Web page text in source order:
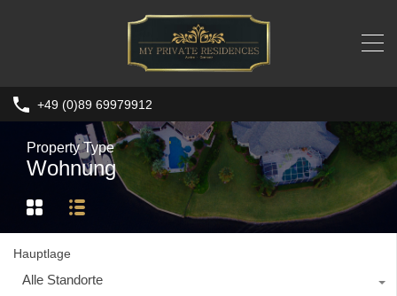
+49 (0)89 69979912
Property Type
Wohnung
Hauptlage
Alle Standorte